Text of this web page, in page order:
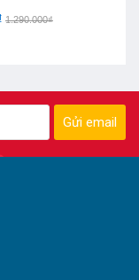
1.290.000₫
Gửi email